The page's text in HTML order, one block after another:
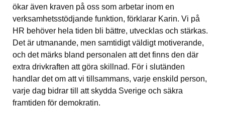
ökar även kraven på oss som arbetar inom en
verksamhetsstödjande funktion, förklarar Karin. Vi på
HR behöver hela tiden bli bättre, utvecklas och stärkas.
Det är utmanande, men samtidigt väldigt motiverande,
och det märks bland personalen att det finns den där
extra drivkraften att göra skillnad. För i slutänden
handlar det om att vi tillsammans, varje enskild person,
varje dag bidrar till att skydda Sverige och säkra
framtiden för demokratin.